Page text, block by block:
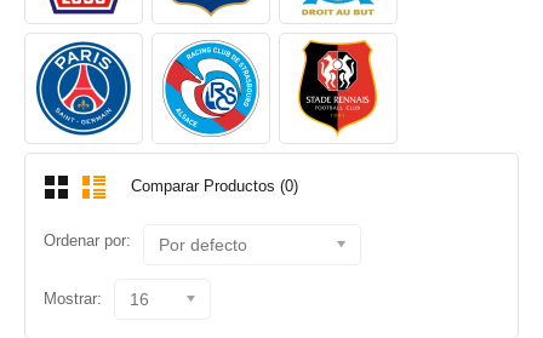
Comparar Productos (0)
Ordenar por: Por defecto
Mostrar: 16